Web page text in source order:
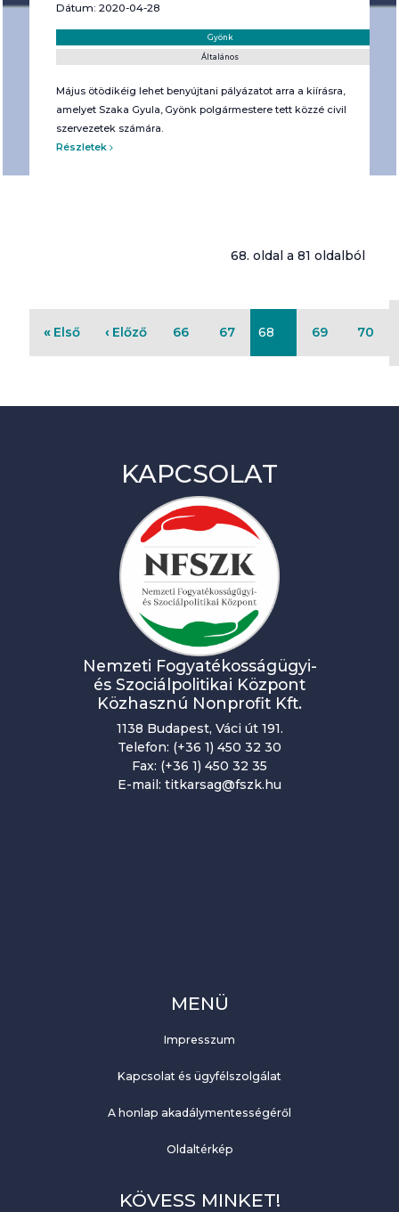
Dátum: 2020-04-28
Gyönk
Általános
Május ötödikéig lehet benyújtani pályázatot arra a kiírásra,
amelyet Szaka Gyula, Gyönk polgármestere tett közzé civil
szervezetek számára.
Részletek
68. oldal a 81 oldalból
Első Előző 66 67 68 69 70
KAPCSOLAT
Nemzeti Fogyatékosságügyi-
és Szociálpolitikai Központ
Közhasznú Nonprofit Kft.
1138 Budapest, Váci út 191.
Telefon: (+36 1) 450 32 30
Fax: (+36 1) 450 32 35
E-mail: titkarsag@fszk.hu
MENÜ
Impresszum
Kapcsolat és ügyfélszolgálat
A honlap akadálymentességéről
Oldaltérkép
KÖVESS MINKET!